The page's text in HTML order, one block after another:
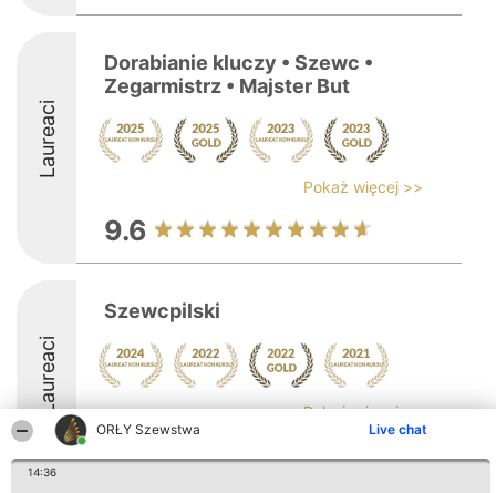
ORŁY Szewstwa Live chat
14:36
Laureaci
Dorabianie kluczy • Szewc •
Zegarmistrz • Majster But
Pokaż więcej >>
9.6
Laureaci
Szewcpilski
Pokaż więcej >>